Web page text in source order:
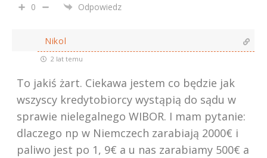
0 Odpowiedz
Nikol
2 lat temu
To jakiś żart. Ciekawa jestem co będzie jak
wszyscy kredytobiorcy wystąpią do sądu w
sprawie nielegalnego WIBOR. I mam pytanie:
dlaczego np w Niemczech zarabiają 2000€ i
paliwo jest po 1, 9€ a u nas zarabiamy 500€ a